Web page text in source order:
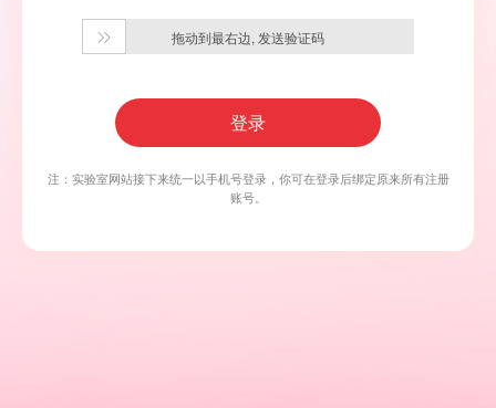
 拖动到最右边, 发送验证码
登录
注：实验室网站接下来统一以手机号登录，你可在登录后绑定原来所有注册
账号。